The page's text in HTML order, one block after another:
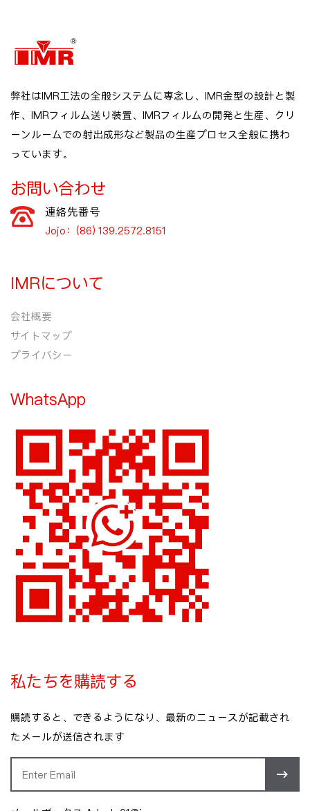
弊社はIMR工法の全般システムに専念し、IMR金型の設計と製
作、IMRフィルム送り装置、IMRフィルムの開発と生産、クリ
ーンルームでの射出成形など製品の生産プロセス全般に携わ
っています。
お問い合わせ
連絡先番号
Jojo：(86) 139.2572.8151
IMRについて
会社概要
サイトマップ
プライバシー
WhatsApp
私たちを購読する
購読すると、できるようになり、最新のニュースが記載され
たメールが送信されます